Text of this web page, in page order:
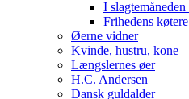
I
Frihedens
Øerne vidner
Kvinde, hustru, kone
Længslernes øer
H.C. Andersen
Dansk guldalder